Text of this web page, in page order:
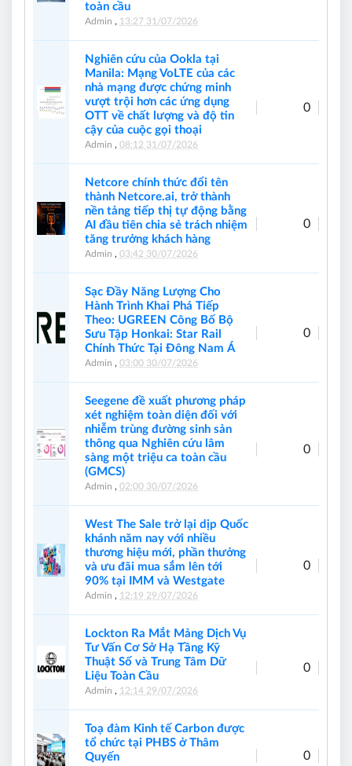
toàn cầu
Admin , 13:27 31/07/2026
Nghiên cứu của Ookla tại
Manila: Mạng VoLTE của các
nhà mạng được chứng minh
vượt trội hơn các ứng dụng
OTT về chất lượng và độ tin
cậy của cuộc gọi thoại
Admin , 08:12 31/07/2026
0
Netcore chính thức đổi tên
thành Netcore.ai, trở thành
nền tảng tiếp thị tự động bằng
AI đầu tiên chia sẻ trách nhiệm
tăng trưởng khách hàng
Admin , 03:42 30/07/2026
0
Sạc Đầy Năng Lượng Cho
Hành Trình Khai Phá Tiếp
Theo: UGREEN Công Bố Bộ
Sưu Tập Honkai: Star Rail
Chính Thức Tại Đông Nam Á
Admin , 03:00 30/07/2026
0
Seegene đề xuất phương pháp
xét nghiệm toàn diện đối với
nhiễm trùng đường sinh sản
thông qua Nghiên cứu lâm
sàng một triệu ca toàn cầu
(GMCS)
Admin , 02:00 30/07/2026
0
West The Sale trở lại dịp Quốc
khánh năm nay với nhiều
thương hiệu mới, phần thưởng
và ưu đãi mua sắm lên tới
90% tại IMM và Westgate
Admin , 12:19 29/07/2026
0
Lockton Ra Mắt Mảng Dịch Vụ
Tư Vấn Cơ Sở Hạ Tầng Kỹ
Thuật Số và Trung Tâm Dữ
Liệu Toàn Cầu
Admin , 12:14 29/07/2026
0
Toạ đàm Kinh tế Carbon được
tổ chức tại PHBS ở Thâm
Quyến
0